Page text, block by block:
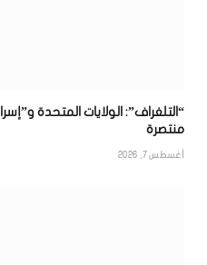
“التلغراف”: الولايات المتحدة
منتصرة
أغسطس 7, 2026